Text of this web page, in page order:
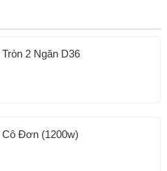
2 Ngăn D36
Cô Đơn (1200w)